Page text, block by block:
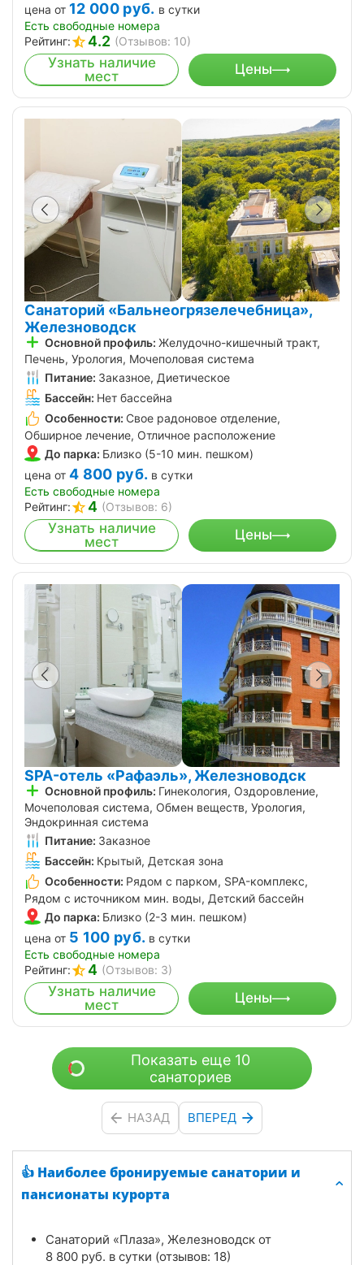
👍 Наиболее бронируемые санатории и
пансионаты курорта
Санаторий «Плаза», Железноводск от
8 800 руб. в сутки (отзывов: 18)
цена от 12 000 руб. в сутки
Есть свободные номера
Рейтинг:
4.2 (Отзывов: 10)
Узнать наличие
мест
Цены
Санаторий «Бальнеогрязелечебница»,
Железноводск
Основной профиль: Желудочно-кишечный тракт,
Печень, Урология, Мочеполовая система
Питание: Заказное, Диетическое
Бассейн: Нет бассейна
Особенности: Свое радоновое отделение,
Обширное лечение, Отличное расположение
До парка: Близко (5-10 мин. пешком)
цена от 4 800 руб. в сутки
Есть свободные номера
Рейтинг:
4 (Отзывов: 6)
Узнать наличие
мест
Цены
SPA-отель «Рафаэль», Железноводск
Основной профиль: Гинекология, Оздоровление,
Мочеполовая система, Обмен веществ, Урология,
Эндокринная система
Питание: Заказное
Бассейн: Крытый, Детская зона
Особенности: Рядом с парком, SPA-комплекс,
Рядом с источником мин. воды, Детский бассейн
До парка: Близко (2-3 мин. пешком)
цена от 5 100 руб. в сутки
Есть свободные номера
Рейтинг:
4 (Отзывов: 3)
Узнать наличие
мест
Цены
Показать еще 10
санаториев
НАЗАД ВПЕРЕД